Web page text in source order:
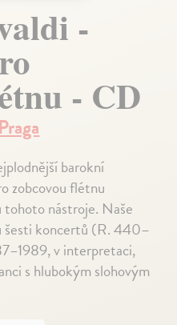
-
- CD
barokní
zobcovou flétnu
nástroje. Naše
šesti koncertů (R. 440–
v interpretaci,
s hlubokým slohovým